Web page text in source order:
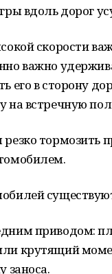
вдоль дорог
скорости
важно
его в сторону
на встречную
тормозить
приводом:
крутящий
заноса.